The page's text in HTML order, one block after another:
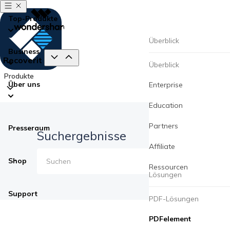
Top-Produkte
Business
Überblick
Überblick
Enterprise
Education
Partners
Affiliate
Ressourcen
Lösungen
PDF-Lösungen
PDFelement
Über uns
Presseraum
Shop
Support
Recoverit
Produkte
Suchergebnisse